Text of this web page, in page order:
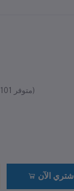
101 متوفر)
اشتري الآن